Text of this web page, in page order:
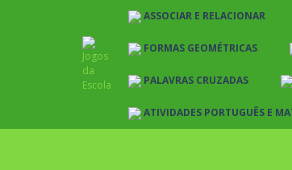
ASSOCIAR E RELACIONAR
FORMAS GEOMÉTRICAS
PALAVRAS CRUZADAS
ATIVIDADES PORTUGUÊS E